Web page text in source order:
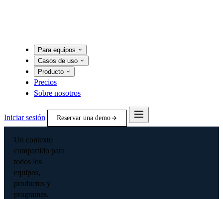
Para equipos
Casos de uso
Producto
Precios
Sobre nosotros
Iniciar sesión Reservar una demo
Un contexto
compartido para
todos los
equipos,
productos y
programas.